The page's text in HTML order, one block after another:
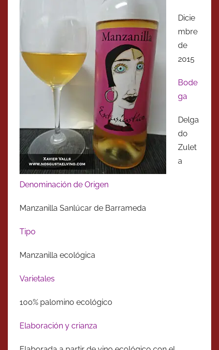
Dicie
mbre
de
2015
Bode
ga
Delga
do
Zulet
a
Denominación de Origen
Manzanilla Sanlúcar de Barrameda
Tipo
Manzanilla ecológica
Varietales
100% palomino ecológico
Elaboración y crianza